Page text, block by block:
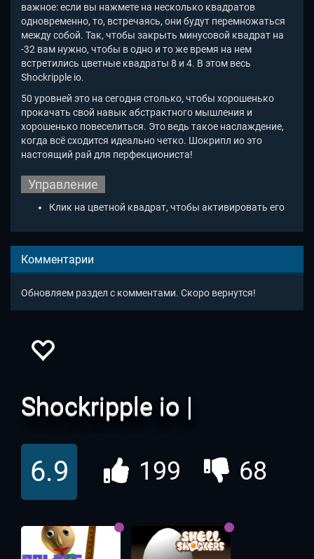
важное: если вы нажмете на несколько квадратов
одновременно, то, встречаясь, они будут перемножаться
между собой. Так, чтобы закрыть минусовой квадрат на
-32 вам нужно, чтобы в одно и то же время на нем
встретились цветные квадраты 8 и 4. В этом весь
Shockripple io.
50 уровней это на сегодня столько, чтобы хорошенько
прокачать свой навык абстрактного мышления и
хорошенько повеселиться. Это ведь такое наслаждение,
когда всё сходится идеально четко. Шокрипл ио это
настоящий рай для перфекциониста!
Управление
Клик на цветной квадрат, чтобы активировать его
Комментарии
Обновляем раздел с комментами. Скоро вернутся!
Shockripple io |
Шокрипл ио
6.9 199 68